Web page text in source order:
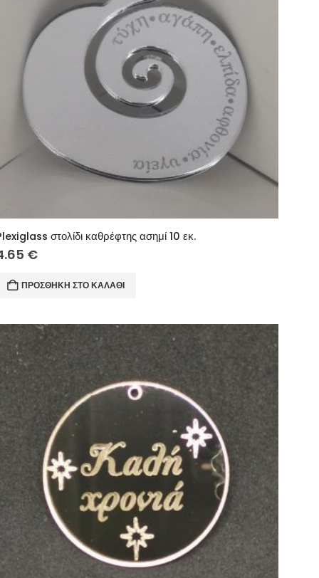
στολίδι καθρέφτης ασημί 10 εκ.
€
ΠΡΟΣΘΉΚΗ ΣΤΟ ΚΑΛΆΘΙ